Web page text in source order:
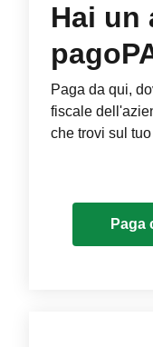
Hai un
Paga da qui,
fiscale
che trovi sul
Paga